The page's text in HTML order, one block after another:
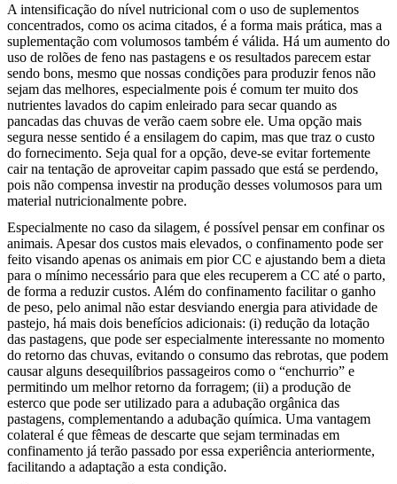
A intensificação do nível nutricional com o uso de suplementos
concentrados, como os acima citados, é a forma mais prática, mas a
suplementação com volumosos também é válida. Há um aumento do
uso de rolões de feno nas pastagens e os resultados parecem estar
sendo bons, mesmo que nossas condições para produzir fenos não
sejam das melhores, especialmente pois é comum ter muito dos
nutrientes lavados do capim enleirado para secar quando as
pancadas das chuvas de verão caem sobre ele. Uma opção mais
segura nesse sentido é a ensilagem do capim, mas que traz o custo
do fornecimento. Seja qual for a opção, deve-se evitar fortemente
cair na tentação de aproveitar capim passado que está se perdendo,
pois não compensa investir na produção desses volumosos para um
material nutricionalmente pobre.
Especialmente no caso da silagem, é possível pensar em confinar os
animais. Apesar dos custos mais elevados, o confinamento pode ser
feito visando apenas os animais em pior CC e ajustando bem a dieta
para o mínimo necessário para que eles recuperem a CC até o parto,
de forma a reduzir custos. Além do confinamento facilitar o ganho
de peso, pelo animal não estar desviando energia para atividade de
pastejo, há mais dois benefícios adicionais: (i) redução da lotação
das pastagens, que pode ser especialmente interessante no momento
do retorno das chuvas, evitando o consumo das rebrotas, que podem
causar alguns desequilíbrios passageiros como o “enchurrio” e
permitindo um melhor retorno da forragem; (ii) a produção de
esterco que pode ser utilizado para a adubação orgânica das
pastagens, complementando a adubação química. Uma vantagem
colateral é que fêmeas de descarte que sejam terminadas em
confinamento já terão passado por essa experiência anteriormente,
facilitando a adaptação a esta condição.